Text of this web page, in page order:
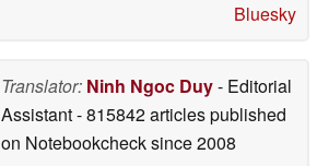
Bluesky
Translator: Ninh Ngoc Duy- Editorial
Assistant- 815842 articles published
on Notebookchecksince 2008